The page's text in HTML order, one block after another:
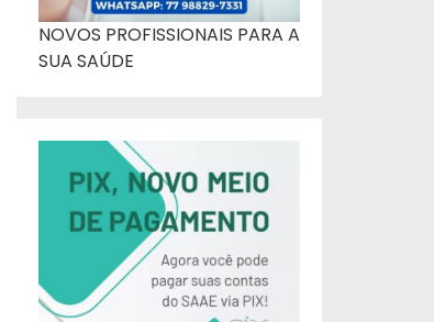
NOVOS PROFISSIONAIS PARA A
SUA SAÚDE